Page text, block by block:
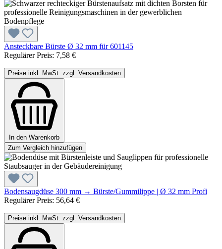
Ansteckbare Bürste Ø 32 mm für 601145
Regulärer Preis: 7,58 €
Preise inkl. MwSt. zzgl. Versandkosten
In den Warenkorb
Zum Vergleich hinzufügen
Bodensaugdüse 300 mm → Bürste/Gummilippe | Ø 32 mm Profi
Regulärer Preis: 56,64 €
Preise inkl. MwSt. zzgl. Versandkosten